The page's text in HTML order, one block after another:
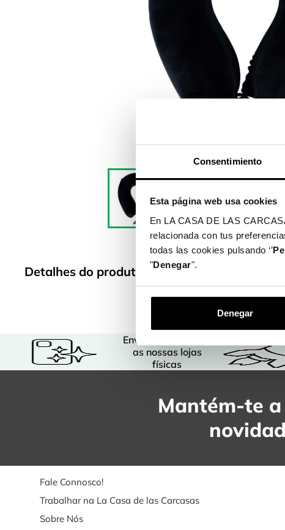
Consentimiento
Esta página web usa cookies
En LA CASA DE LAS
relacionada con tus
todas las cookies pulsando ‘’
"Denegar".
Denegar
Detalhes do produto
Envio gratuito para
as nossas lojas
físicas
Mantém-te
Fale Connosco!
Trabalhar na La Casa de las Carcasas
Sobre Nós